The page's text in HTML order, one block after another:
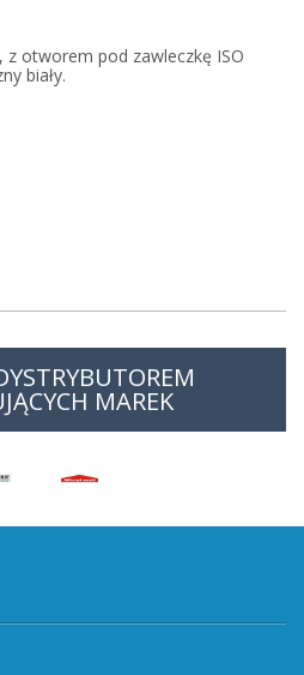
z otworem pod zawleczkę ISO
biały.
MAREK